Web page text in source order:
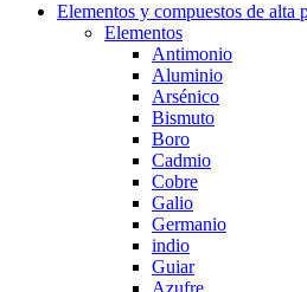
Elementos y compuestos de alta
Elementos
Antimonio
Aluminio
Arsénico
Bismuto
Boro
Cadmio
Cobre
Galio
Germanio
indio
Guiar
Azufre